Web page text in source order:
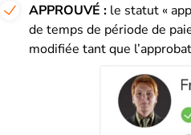
APPROUVÉ : le statut «
de temps de période de
modifiée tant que